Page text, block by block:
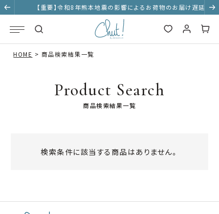
【重要】令和8年熊本地震の影響によるお荷物のお届け遅延に
ついて
HOME 商品検索結果一覧
Product Search
商品検索結果一覧
検索条件に該当する商品はありません。